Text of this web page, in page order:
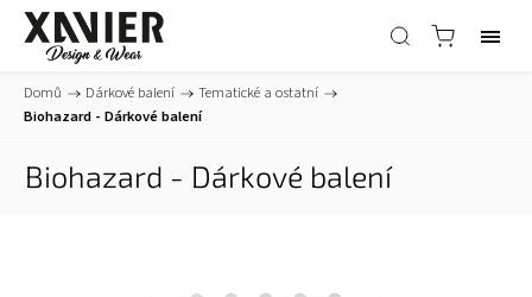
Domů / Dárkové balení / Tematické a ostatní /
Biohazard - Dárkové balení
Biohazard - Dárkové balení